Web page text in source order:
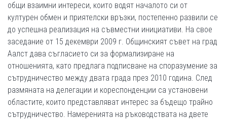
общи взаимни интереси, които водят началото си от
културен обмен и приятелски връзки, постепенно развили се
до успешна реализация на съвместни инициативи. На свое
заседание от 15 декември 2009 г. Общинският съвет на град
Аалст дава съгласието си за формализиране на
отношенията, като предлага подписване на споразумение за
сътрудничество между двата града през 2010 година. След
размяната на делегации и кореспонденции са установени
областите, които представляват интерес за бъдещо трайно
сътрудничество. Намеренията на ръководствата на двете